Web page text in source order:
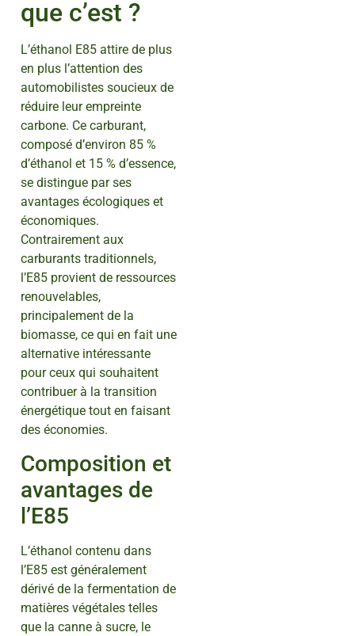
que c’est ?
L’éthanol E85 attire de plus
en plus l’attention des
automobilistes soucieux de
réduire leur empreinte
carbone. Ce carburant,
composé d’environ 85 %
d’éthanol et 15 % d’essence,
se distingue par ses
avantages écologiques et
économiques.
Contrairement aux
carburants traditionnels,
l’E85 provient de ressources
renouvelables,
principalement de la
biomasse, ce qui en fait une
alternative intéressante
pour ceux qui souhaitent
contribuer à la transition
énergétique tout en faisant
des économies.
Composition et
avantages de
l’E85
L’éthanol contenu dans
l’E85 est généralement
dérivé de la fermentation de
matières végétales telles
que la canne à sucre, le